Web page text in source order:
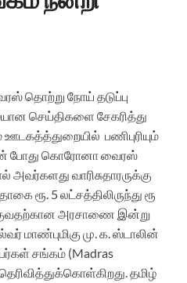
தொற்று நோய் தடுப்பு
செய்திகளை சேகரித்து
ஊடகத்த்துறையில் பணிபுரியும்
போது கொரோனா வைரஸ்
அவர்களது வாரிசுதாரருக்கு
ரூ. 5 லட்சத்திலிருந்து ரூ
அரசாணை இன்று
மாண்புமிகு மு. க. ஸ்டாலின்
சங்கம் (Madras
தமிழ்